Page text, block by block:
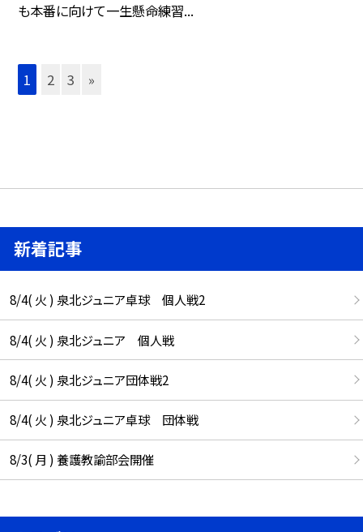
も本番に向けて一生懸命練習...
1 2 3 »
新着記事
8/4( 火 ) 泉北ジュニア卓球 個人戦2
8/4( 火 ) 泉北ジュニア 個人戦
8/4( 火 ) 泉北ジュニア団体戦2
8/4( 火 ) 泉北ジュニア卓球 団体戦
8/3( 月 ) 養護教諭部会開催